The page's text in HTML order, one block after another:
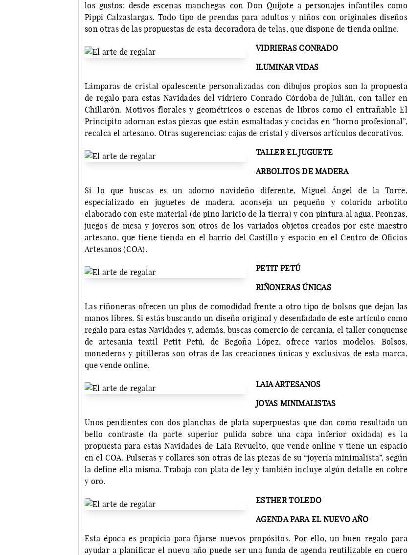
los gustos: desde escenas manchegas con Don Quijote a personajes infantiles como
Pippi Calzaslargas. Todo tipo de prendas para adultos y niños con originales diseños
son otras de las propuestas de esta decoradora de telas, que dispone de tienda online.
VIDRIERAS CONRADO
ILUMINAR VIDAS
Lámparas de cristal opalescente personalizadas con dibujos propios son la propuesta
de regalo para estas Navidades del vidriero Conrado Córdoba de Julián, con taller en
Chillarón. Motivos florales y geométricos o escenas de libros como el entrañable El
Principito adornan estas piezas que están esmaltadas y cocidas en “horno profesional”,
recalca el artesano. Otras sugerencias: cajas de cristal y diversos artículos decorativos.
TALLER EL JUGUETE
ARBOLITOS DE MADERA
Si lo que buscas es un adorno navideño diferente, Miguel Ángel de la Torre,
especializado en juguetes de madera, aconseja un pequeño y colorido arbolito
elaborado con este material (de pino laricio de la tierra) y con pintura al agua. Peonzas,
juegos de mesa y joyeros son otros de los variados objetos creados por este maestro
artesano, que tiene tienda en el barrio del Castillo y espacio en el Centro de Oficios
Artesanos (COA).
PETIT PETÚ
RIÑONERAS ÚNICAS
Las riñoneras ofrecen un plus de comodidad frente a otro tipo de bolsos que dejan las
manos libres. Si estás buscando un diseño original y desenfadado de este artículo como
regalo para estas Navidades y, además, buscas comercio de cercanía, el taller conquense
de artesanía textil Petit Petú, de Begoña López, ofrece varios modelos. Bolsos,
monederos y pitilleras son otras de las creaciones únicas y exclusivas de esta marca,
que vende online.
LAIA ARTESANOS
JOYAS MINIMALISTAS
Unos pendientes con dos planchas de plata superpuestas que dan como resultado un
bello contraste (la parte superior pulida sobre una capa inferior oxidada) es la
propuesta para estas Navidades de Laia Revuelto, que vende online y tiene un espacio
en el COA. Pulseras y collares son otras de las piezas de su “joyería minimalista”, según
la define ella misma. Trabaja con plata de ley y también incluye algún detalle en cobre
y oro.
ESTHER TOLEDO
AGENDA PARA EL NUEVO AÑO
Esta época es propicia para fijarse nuevos propósitos. Por ello, un buen regalo para
ayudar a planificar el nuevo año puede ser una funda de agenda reutilizable en cuero